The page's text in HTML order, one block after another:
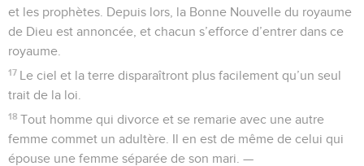
et les prophètes. Depuis lors, la Bonne Nouvelle du royaume
de Dieu est annoncée, et chacun s’efforce d’entrer dans ce
royaume.
17 Le ciel et la terre disparaîtront plus facilement qu’un seul
trait de la loi.
18 Tout homme qui divorce et se remarie avec une autre
femme commet un adultère. Il en est de même de celui qui
épouse une femme séparée de son mari. —